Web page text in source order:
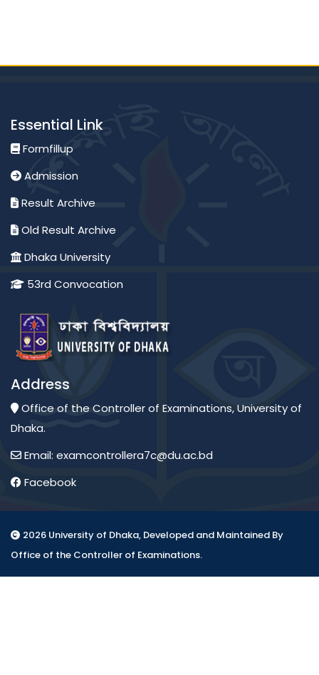
Essential Link
Formfillup
Admission
Result Archive
Old Result Archive
Dhaka University
53rd Convocation
Address
Office of the Controller of Examinations, University of
Dhaka.
Email: examcontrollera7c@du.ac.bd
Facebook
2026 University of Dhaka, Developed and Maintained By
Office of the Controller of Examinations.